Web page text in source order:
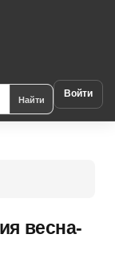
Найти Войти
весна-